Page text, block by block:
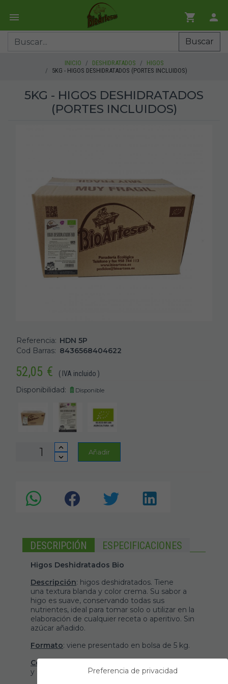
Buscar
INICIO DESHIDRATADOS
HIGOS
5KG - HIGOS DESHIDRATADOS (PORTES INCLUIDOS)
5KG - HIGOS DESHIDRATADOS
(PORTES INCLUIDOS)
Referencia: HDN 5P
Cod Barras: 8436568404622
52,05 € ( IVA incluido )
Disponibilidad: Disponible
Añadir
DESCRIPCIÓN ESPECIFICACIONES
Higos Deshidratados Bio
Descripción: higos deshidratados. Tiene
una textura blanda y color crema. Su sabor a
higo es suave, conservando todas sus
nutrientes, ideal para tomar solo o utilizar en la
elaboración de cualquier receta o aperitivo. Sin
azúcar añadido.
Formato: viene presentado en bolsa de 5 kg.
Conservación
y seco.
Preferencia de privacidad